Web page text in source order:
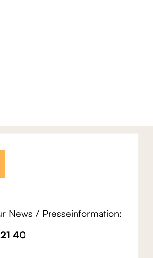
News / Presseinformation:
40